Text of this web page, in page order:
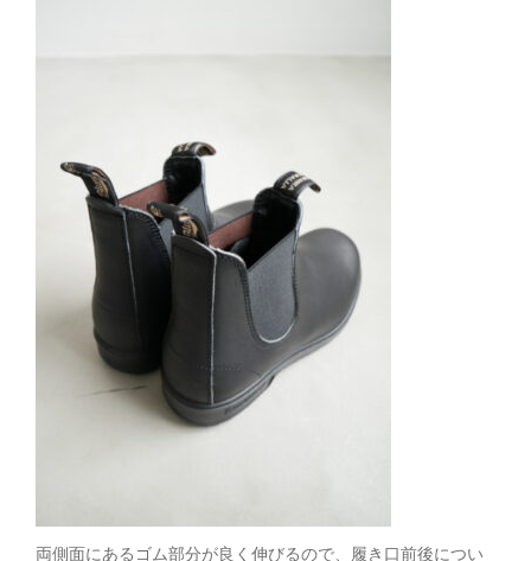
両側面にあるゴム部分が良く伸びるので、履き口前後につい